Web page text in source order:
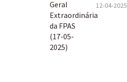
12-04-2025